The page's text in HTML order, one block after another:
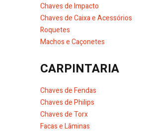
Chaves de Impacto
Chaves de Caixa e Acessórios
Roquetes
Machos e Caçonetes
CARPINTARIA
Chaves de Fendas
Chaves de Philips
Chaves de Torx
Facas e Lâminas